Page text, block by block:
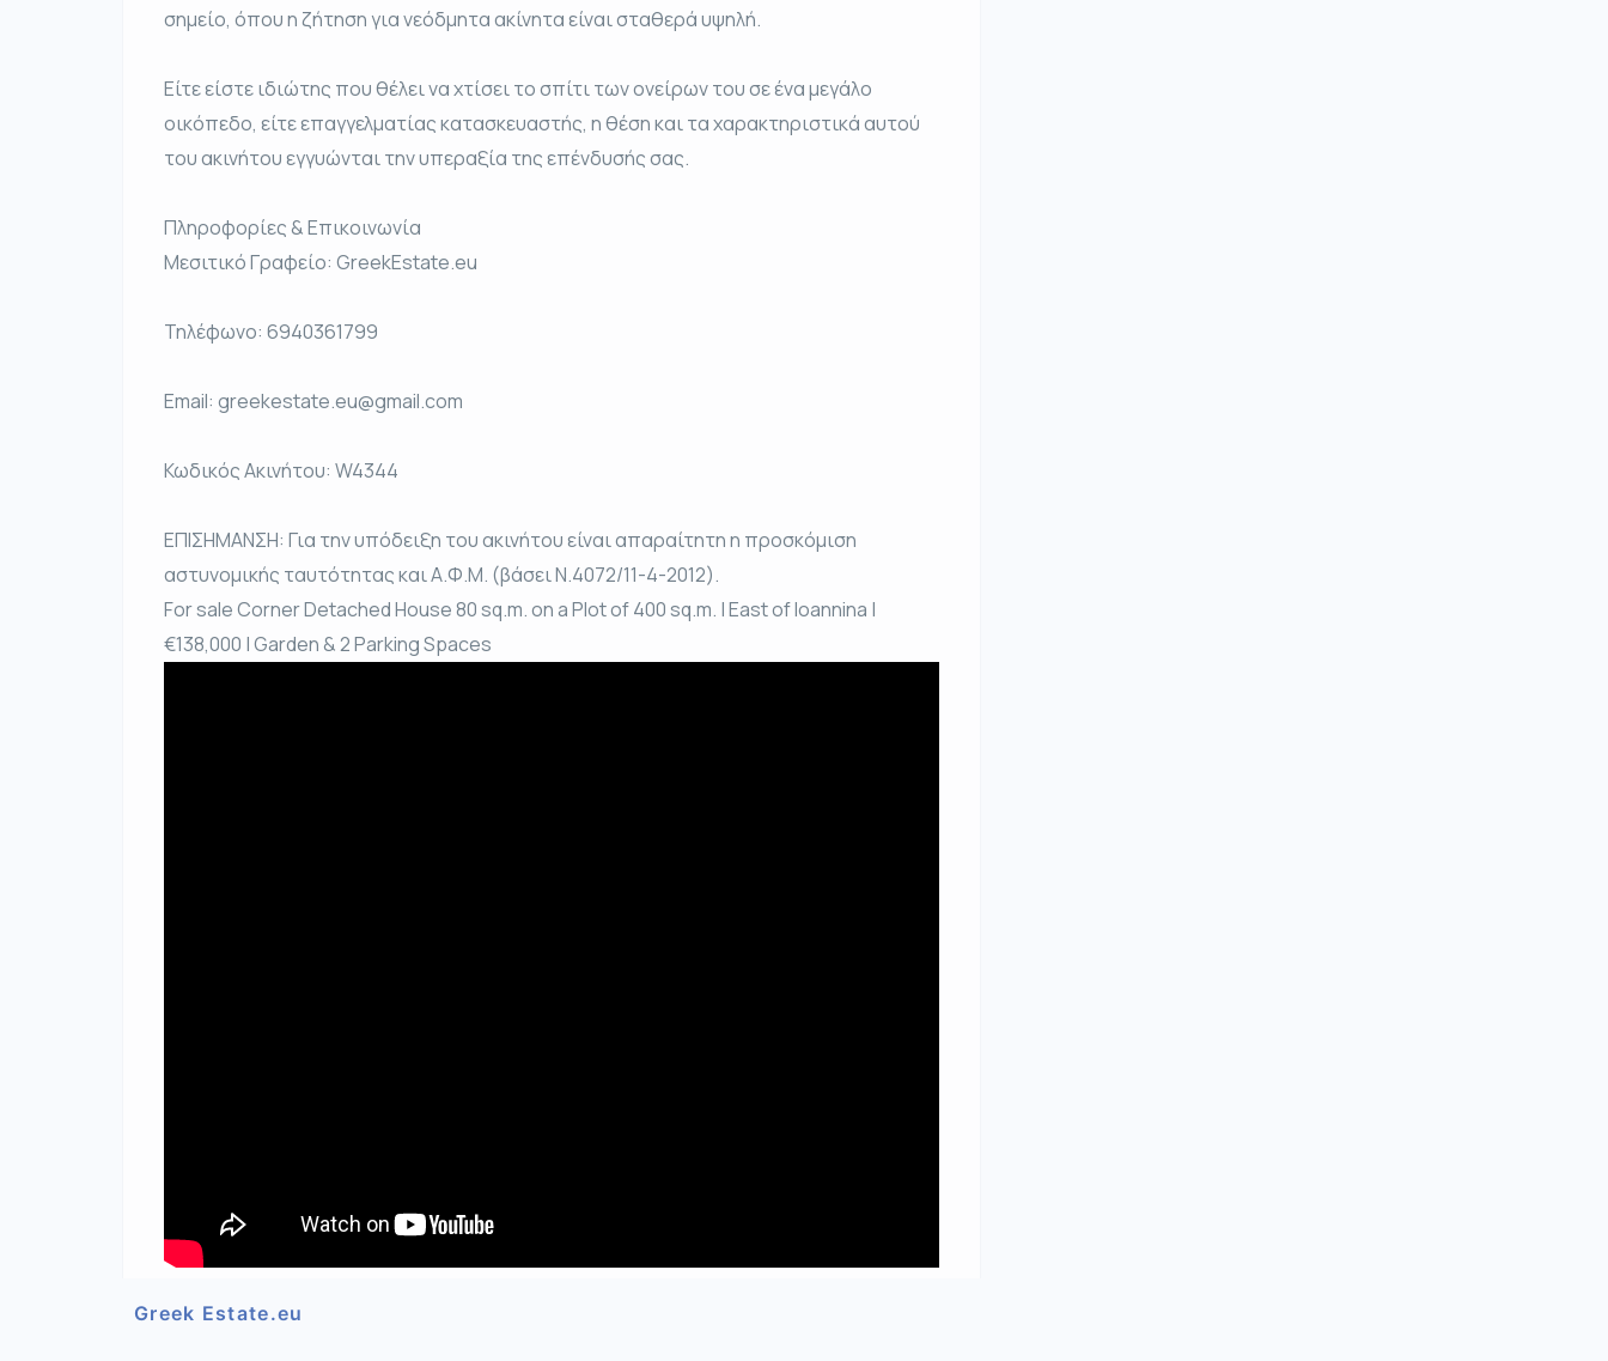
σημείο, όπου η ζήτηση για νεόδμητα ακίνητα είναι σταθερά υψηλή.
Είτε είστε ιδιώτης που θέλει να χτίσει το σπίτι των ονείρων του σε ένα μεγάλο
οικόπεδο, είτε επαγγελματίας κατασκευαστής, η θέση και τα χαρακτηριστικά αυτού
του ακινήτου εγγυώνται την υπεραξία της επένδυσής σας.
Πληροφορίες & Επικοινωνία
Μεσιτικό Γραφείο: GreekEstate.eu
Τηλέφωνο: 6940361799
Email: greekestate.eu@gmail.com
Κωδικός Ακινήτου: W4344
ΕΠΙΣΗΜΑΝΣΗ: Για την υπόδειξη του ακινήτου είναι απαραίτητη η προσκόμιση
αστυνομικής ταυτότητας και Α.Φ.Μ. (βάσει Ν.4072/11-4-2012).
For sale Corner Detached House 80 sq.m. on a Plot of 400 sq.m. | East of Ioannina |
€138,000 | Garden & 2 Parking Spaces
Greek Estate.eu